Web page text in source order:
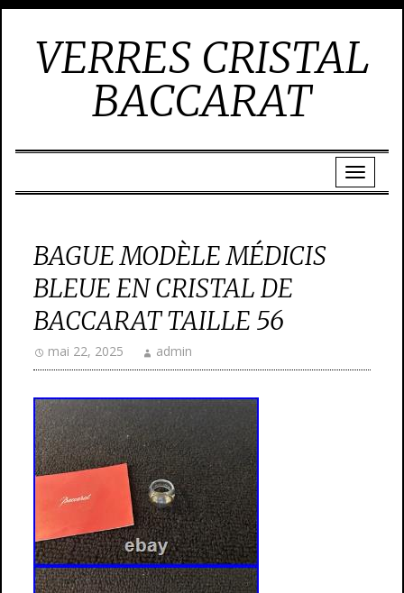
VERRES CRISTAL
BACCARAT
BAGUE MODÈLE MÉDICIS
BLEUE EN CRISTAL DE
BACCARAT TAILLE 56
mai 22, 2025 admin